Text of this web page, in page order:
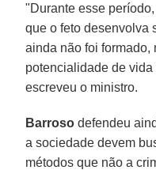
"Durante esse
que o feto desenvolva
ainda não foi formado,
potencialidade de vida
escreveu o ministro.
Barroso defendeu
a sociedade devem
métodos que não a